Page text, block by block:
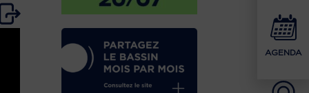
AGENDA